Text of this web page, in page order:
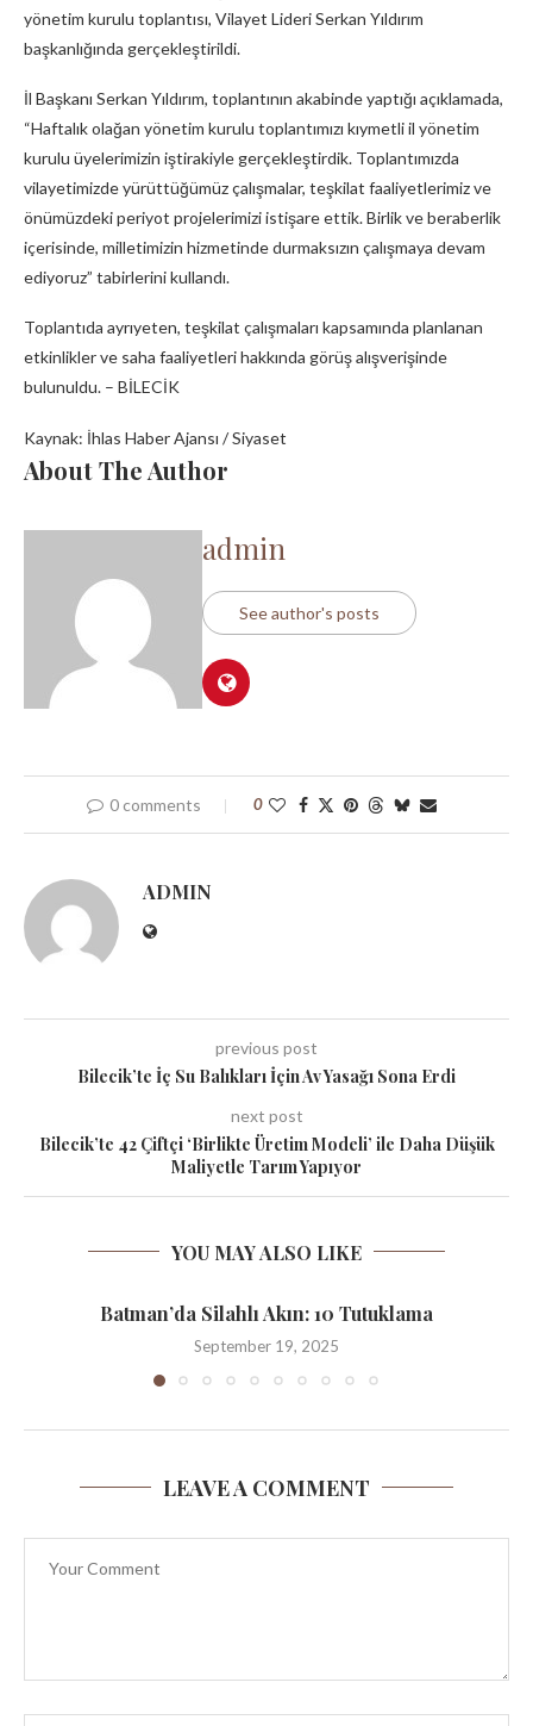
yönetim kurulu toplantısı, Vilayet Lideri Serkan Yıldırım
başkanlığında gerçekleştirildi.
İl Başkanı Serkan Yıldırım, toplantının akabinde yaptığı açıklamada,
“Haftalık olağan yönetim kurulu toplantımızı kıymetli il yönetim
kurulu üyelerimizin iştirakiyle gerçekleştirdik. Toplantımızda
vilayetimizde yürüttüğümüz çalışmalar, teşkilat faaliyetlerimiz ve
önümüzdeki periyot projelerimizi istişare ettik. Birlik ve beraberlik
içerisinde, milletimizin hizmetinde durmaksızın çalışmaya devam
ediyoruz” tabirlerini kullandı.
Toplantıda ayrıyeten, teşkilat çalışmaları kapsamında planlanan
etkinlikler ve saha faaliyetleri hakkında görüş alışverişinde
bulunuldu. – BİLECİK
Kaynak: İhlas Haber Ajansı / Siyaset
About The Author
admin
See author's posts
0 comments 0
ADMIN
previous post
Bilecik’te İç Su Balıkları İçin Av Yasağı Sona Erdi
next post
Bilecik’te 42 Çiftçi ‘Birlikte Üretim Modeli’ ile Daha Düşük
Maliyetle Tarım Yapıyor
YOU MAY ALSO LIKE
Batman’da Silahlı Akın: 10 Tutuklama
September 19, 2025
LEAVE A COMMENT